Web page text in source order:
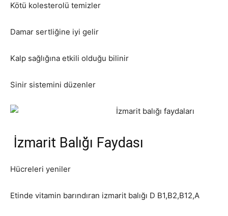
Kötü kolesterolü temizler
Damar sertliğine iyi gelir
Kalp sağlığına etkili olduğu bilinir
Sinir sistemini düzenler
İzmarit Balığı Faydası
Hücreleri yeniler
Etinde vitamin barındıran izmarit balığı D B1,B2,B12,A